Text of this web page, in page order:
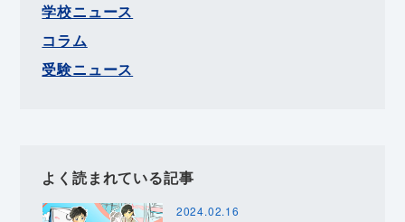
学校ニュース
コラム
受験ニュース
よく読まれている記事
2024.02.16